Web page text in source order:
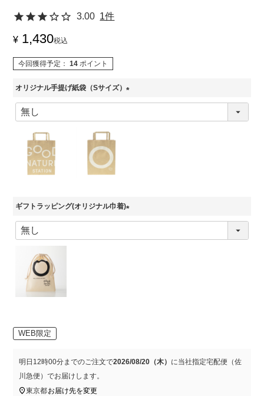
3.00 1件
¥ 1,430税込
今回獲得予定： 14 ポイント
オリジナル手提げ紙袋（Sサイズ）
(
ギフトラッピング(オリジナル巾着)
(
WEB限定
明日 12時00分までのご注文で2026/08/20（木） に当社指定宅配便（佐
川急便）でお届けします。
東京都お届け先を変更